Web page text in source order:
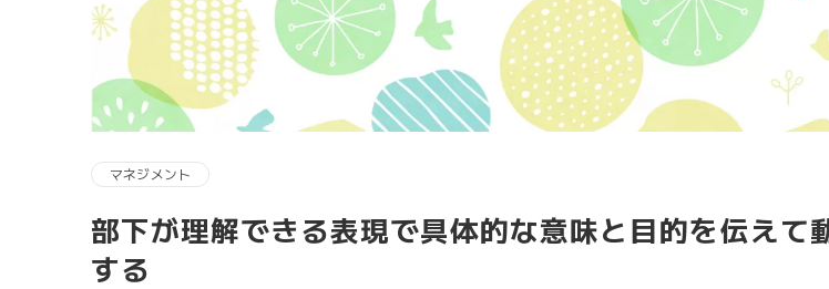
マネジメント
部下が理解できる表現で具体的な意味と目的を伝えて
する